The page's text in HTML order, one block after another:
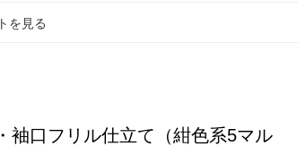
を見る
袖口フリル仕立て（紺色系5マル